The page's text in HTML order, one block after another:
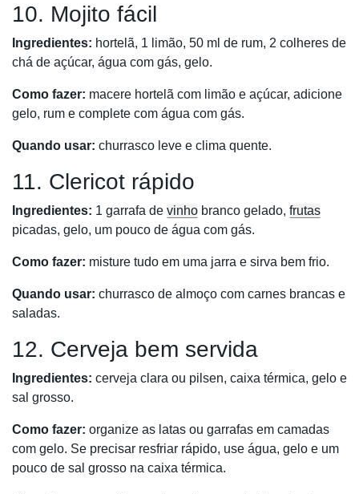
10. Mojito fácil
Ingredientes: hortelã, 1 limão, 50 ml de rum, 2 colheres de
chá de açúcar, água com gás, gelo.
Como fazer: macere hortelã com limão e açúcar, adicione
gelo, rum e complete com água com gás.
Quando usar: churrasco leve e clima quente.
11. Clericot rápido
Ingredientes: 1 garrafa de vinho branco gelado, frutas
picadas, gelo, um pouco de água com gás.
Como fazer: misture tudo em uma jarra e sirva bem frio.
Quando usar: churrasco de almoço com carnes brancas e
saladas.
12. Cerveja bem servida
Ingredientes: cerveja clara ou pilsen, caixa térmica, gelo e
sal grosso.
Como fazer: organize as latas ou garrafas em camadas
com gelo. Se precisar resfriar rápido, use água, gelo e um
pouco de sal grosso na caixa térmica.